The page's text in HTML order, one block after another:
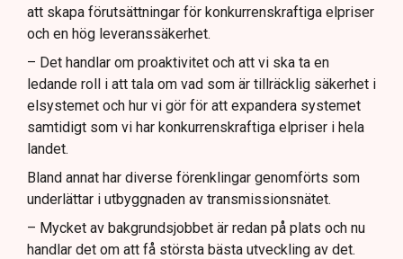
att skapa förutsättningar för konkurrenskraftiga elpriser
och en hög leveranssäkerhet.
– Det handlar om proaktivitet och att vi ska ta en
ledande roll i att tala om vad som är tillräcklig säkerhet i
elsystemet och hur vi gör för att expandera systemet
samtidigt som vi har konkurrenskraftiga elpriser i hela
landet.
Bland annat har diverse förenklingar genomförts som
underlättar i utbyggnaden av transmissionsnätet.
– Mycket av bakgrundsjobbet är redan på plats och nu
handlar det om att få största bästa utveckling av det.